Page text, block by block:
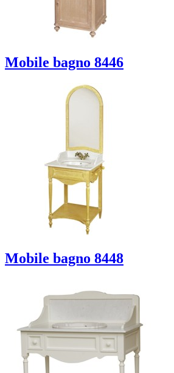
Mobile bagno 8446
Mobile bagno 8448